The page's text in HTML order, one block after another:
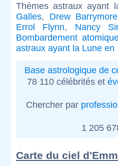
Thèmes astraux
Galles, Drew Barrymore
Errol Flynn, Nancy
Bombardement
astraux ayant la Lune en
Base astrologique de
78 110 célébrités et
Chercher par
1 205
Carte du ciel